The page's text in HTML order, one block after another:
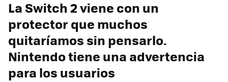
La Switch 2 viene con un
protector que muchos
quitaríamos sin pensarlo.
Nintendo tiene una advertencia
para los usuarios